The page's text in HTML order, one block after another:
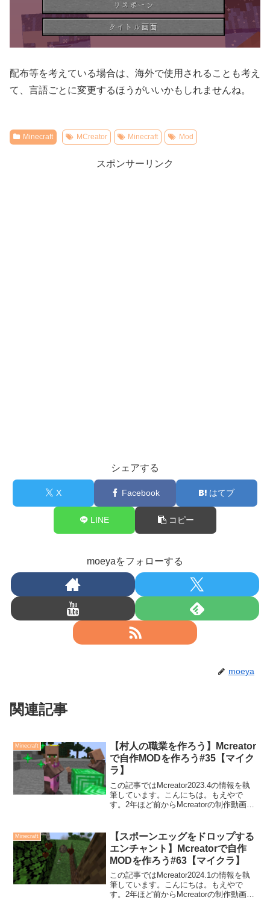
配布等を考えている場合は、海外で使用されることも考え
て、言語ごとに変更するほうがいいかもしれませんね。
Minecraft MCreator Minecraft Mod
スポンサーリンク
シェアする
X Facebook はてブ
LINE コピー
moeyaをフォローする
moeya
関連記事
Minecraft
【村人の職業を作ろう】Mcreator
で自作MODを作ろう#35【マイク
ラ】
この記事ではMcreator2023.4の情報を執
筆しています。こんにちは。もえやで
す。2年ほど前からMcreatorの制作動画を
作ってあげましょう。この記事で...
Minecraft
【スポーンエッグをドロップする
エンチャント】Mcreatorで自作
MODを作ろう#63【マイクラ】
この記事ではMcreator2024.1の情報を執
筆しています。こんにちは。もえやで
す。2年ほど前からMcreatorの制作動画を